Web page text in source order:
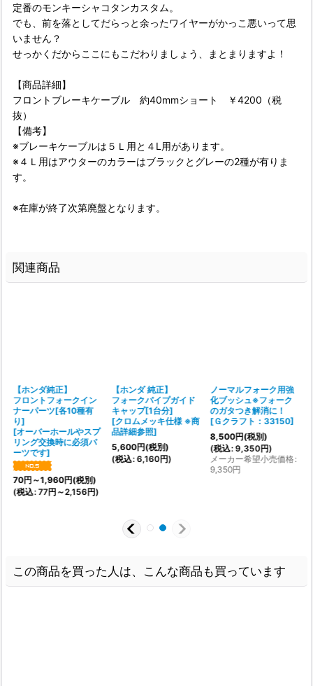
定番のモンキーシャコタンカスタム。
でも、前を落としてだらっと余ったワイヤーがかっこ悪いって思
いません？
せっかくだからここにもこだわりましょう、まとまりますよ！
【商品詳細】
フロントブレーキケーブル 約40mmショート ￥4200（税
抜）
【備考】
※ブレーキケーブルは５Ｌ用と４L用があります。
※４Ｌ用はアウターのカラーはブラックとグレーの2種が有りま
す。
※在庫が終了次第廃盤となります。
関連商品
【ホンダ純正】
フロントフォークイン
ナーパーツ[各10種有
り]
[オーバーホールやスプ
リング交換時に必須パ
ーツです]
70円～1,960円(税別)
(税込: 77円～2,156円)
【ホンダ 純正】
フォークパイプガイド
キャップ[1台分]
[クロムメッキ仕様 ※商
品詳細参照]
5,600円(税別)
(税込: 6,160円)
ノーマルフォーク用強
化ブッシュ※フォーク
のガタつき解消に！
[Ｇクラフト：33150]
8,500円(税別)
(税込: 9,350円)
メーカー希望小売価格:
9,350円
この商品を買った人は、こんな商品も買っています